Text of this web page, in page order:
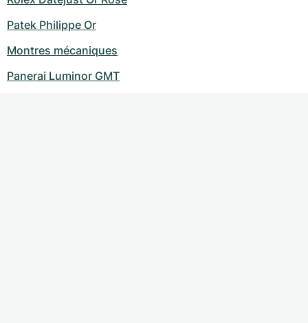
Patek Philippe Or
Montres mécaniques
Panerai Luminor GMT